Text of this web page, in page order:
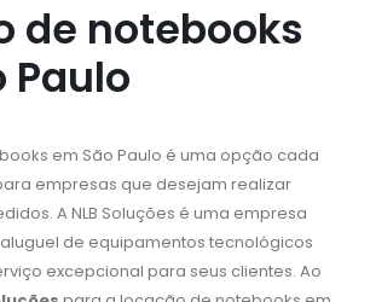
de notebooks
Paulo
em São Paulo é uma opção cada
empresas que desejam realizar
A NLB Soluções é uma empresa
de equipamentos tecnológicos
excepcional para seus clientes. Ao